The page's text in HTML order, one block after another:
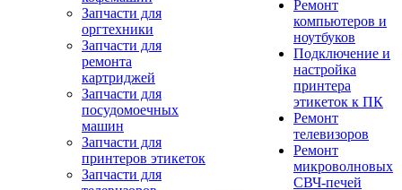
Запчасти для
оргтехники
Запчасти для
ремонта
картриджей
Запчасти для
посудомоечных
машин
Запчасти для
принтеров этикеток
Запчасти для
Ремонт
компьютеров и
ноутбуков
Подключение и
настройка
принтера
этикеток к ПК
Ремонт
телевизоров
Ремонт
микроволновых
СВЧ-печей